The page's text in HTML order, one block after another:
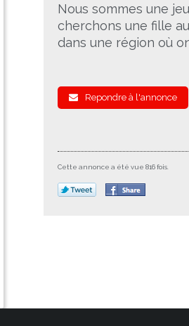
Nous sommes une
cherchons une fille
dans une région où
Repondre à l'annonce
Cette annonce a été vue 816 fois.